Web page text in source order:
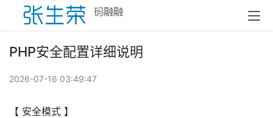
PHP安全配置详细说明
2026-07-16 03:49:47
【 安全模式 】